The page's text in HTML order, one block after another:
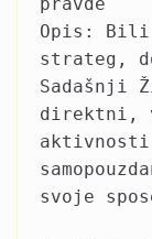
Opis: Bili
strateg,
Sadašnji
direktni,
svoje